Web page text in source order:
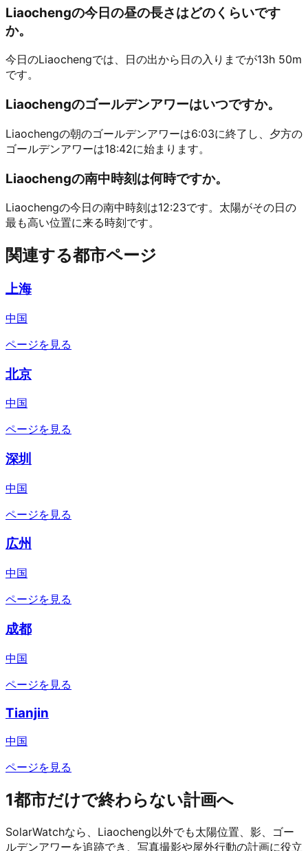
Liaochengの今日の昼の長さはどのくらいです
か。
今日のLiaochengでは、日の出から日の入りまでが13h 50m
です。
Liaochengのゴールデンアワーはいつですか。
Liaochengの朝のゴールデンアワーは6:03に終了し、夕方の
ゴールデンアワーは18:42に始まります。
Liaochengの南中時刻は何時ですか。
Liaochengの今日の南中時刻は12:23です。太陽がその日の
最も高い位置に来る時刻です。
関連する都市ページ
上海
中国
ページを見る
北京
中国
ページを見る
深圳
中国
ページを見る
広州
中国
ページを見る
成都
中国
ページを見る
Tianjin
中国
ページを見る
1都市だけで終わらない計画へ
SolarWatchなら、Liaocheng以外でも太陽位置、影、ゴー
ルデンアワーを追跡でき、写真撮影や屋外行動の計画に役立